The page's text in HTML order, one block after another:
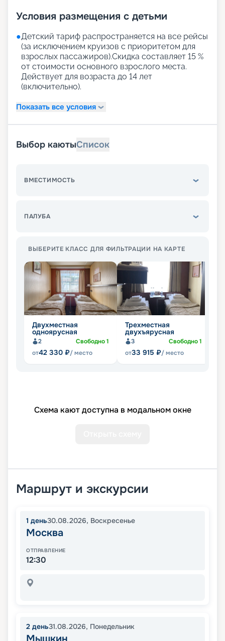
Условия размещения с детьми
●Детский тариф распространяется на все рейсы
(за исключением круизов с приоритетом для
взрослых пассажиров).Скидка составляет 15 %
от стоимости основного взрослого места.
Действует для возраста до 14 лет
(включительно).
Показать все условия
Выбор каютыСписок
ВМЕСТИМОСТЬ
ПАЛУБА
ВЫБЕРИТЕ КЛАСС ДЛЯ ФИЛЬТРАЦИИ НА КАРТЕ
Двухместная
одноярусная
2 Свободно1
от42 330 ₽/ место
Трехместная
двухъярусная
3 Свободно1
от33 915 ₽/ место
Схема кают доступна в модальном окне
Маршрут и экскурсии
1 день30.08.2026, Воскресенье
Москва
ОТПРАВЛЕНИЕ
12:30
2 день31.08.2026, Понедельник